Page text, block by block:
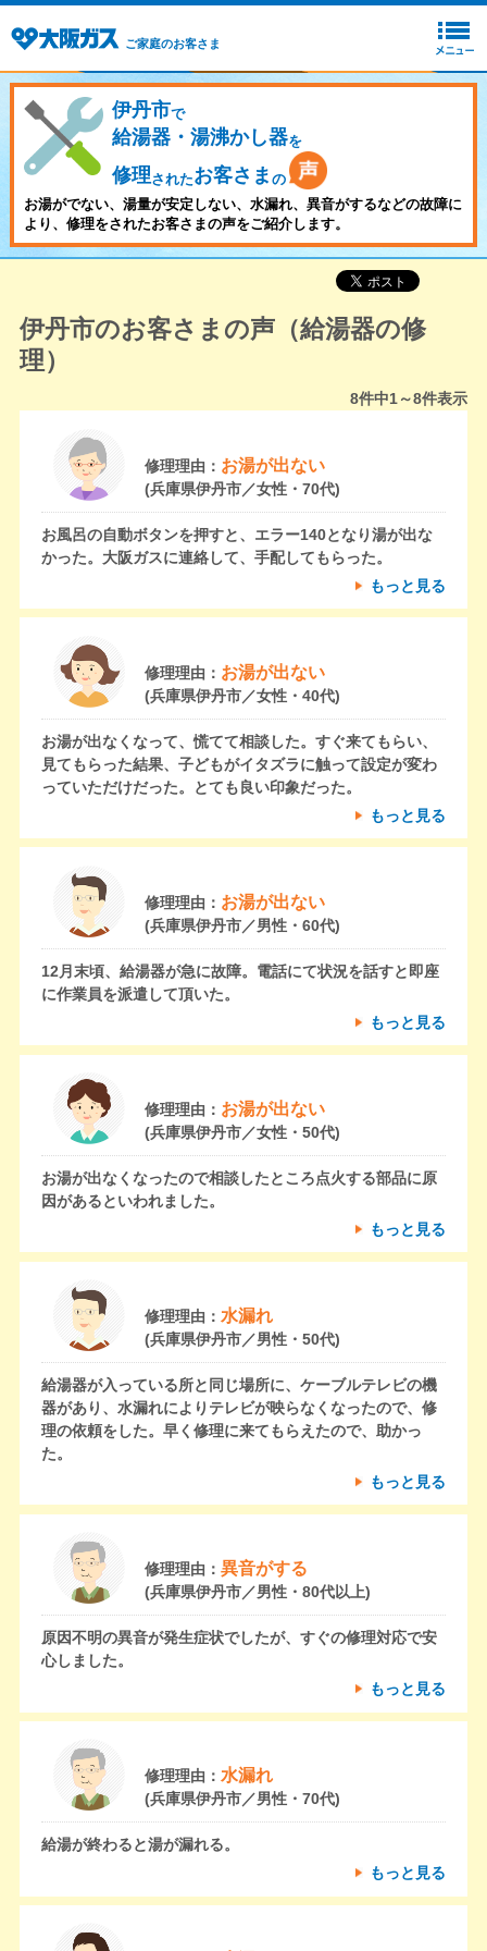
ご家庭のお客さま
伊丹市で
給湯器・湯沸かし器を
修理されたお客さま の
お湯がでない、湯量が安定しない、水漏れ、異音がするなどの故障に
より、修理をされたお客さまの声をご紹介します。
伊丹市のお客さまの声（給湯器の修
理）
8件中1～8件表示
修理理由： お湯が出ない
(兵庫県伊丹市／女性・70代)
お風呂の自動ボタンを押すと、エラー140となり湯が出な
かった。大阪ガスに連絡して、手配してもらった。
もっと見る
修理理由： お湯が出ない
(兵庫県伊丹市／女性・40代)
お湯が出なくなって、慌てて相談した。すぐ来てもらい、
見てもらった結果、子どもがイタズラに触って設定が変わ
っていただけだった。とても良い印象だった。
もっと見る
修理理由： お湯が出ない
(兵庫県伊丹市／男性・60代)
12月末頃、給湯器が急に故障。電話にて状況を話すと即座
に作業員を派遣して頂いた。
もっと見る
修理理由： お湯が出ない
(兵庫県伊丹市／女性・50代)
お湯が出なくなったので相談したところ点火する部品に原
因があるといわれました。
もっと見る
修理理由： 水漏れ
(兵庫県伊丹市／男性・50代)
給湯器が入っている所と同じ場所に、ケーブルテレビの機
器があり、水漏れによりテレビが映らなくなったので、修
理の依頼をした。早く修理に来てもらえたので、助かっ
た。
もっと見る
修理理由： 異音がする
(兵庫県伊丹市／男性・80代以上)
原因不明の異音が発生症状でしたが、すぐの修理対応で安
心しました。
もっと見る
修理理由： 水漏れ
(兵庫県伊丹市／男性・70代)
給湯が終わると湯が漏れる。
もっと見る